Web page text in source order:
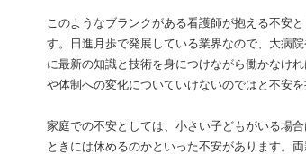
このようなブランクがある看護師が抱える不安
す。日進月歩で発展している業界なので、大病
に最新の知識と技術を身につけながら働かなけ
や体制への変化についていけないのではと不安を
家庭での不安としては、小さい子どもがいる場
ときには休めるのかといった不安があります。